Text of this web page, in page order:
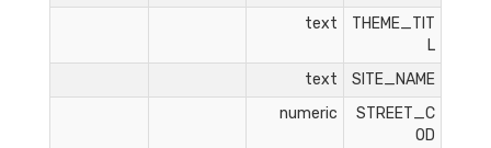
THEME_TIT
L
text
SITE_NAME
text
STREET_C
OD
numeric